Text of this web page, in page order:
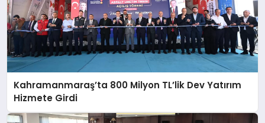
Kahramanmaraş’ta 800 Milyon TL’lik Dev Yatırım
Hizmete Girdi